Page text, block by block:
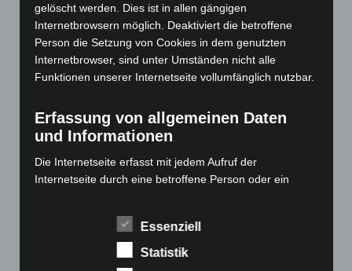
Oktober 2023(114)
(133)
August 2023(134)
Juli 2023(118)
Mai 2023
(139)
März 2023(174)
(130)
gelöscht werden. Dies ist in allen gängigen
Internetbrowsern möglich. Deaktiviert die betroffene
Person die Setzung von Cookies in dem genutzten
Internetbrowser, sind unter Umständen nicht alle
Funktionen unserer Internetseite vollumfänglich nutzbar.
Erfassung von allgemeinen Daten
und Informationen
Die Internetseite erfasst mit jedem Aufruf der
Internetseite durch eine betroffene Person oder ein
Daten und Informationen. Diese allgemeinen Daten und
Informationen werden in den Logfiles des Servers
gespeichert. Erfasst werden können die (1) verwendeten
Browsertypen und Versionen, (2) das vom zugreifenden
Essenziell
Statistik